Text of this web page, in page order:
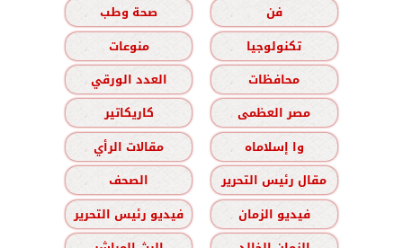
فن
صحة وطب
تكنولوجيا
منوعات
محافظات
العدد الورقي
مصر العظمى
كاريكاتير
وا إسلاماه
مقالات الرأي
مقال رئيس التحرير
الصحف
فيديو الزمان
فيديو رئيس التحرير